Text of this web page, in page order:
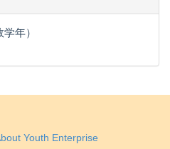
年）
Youth Enterprise